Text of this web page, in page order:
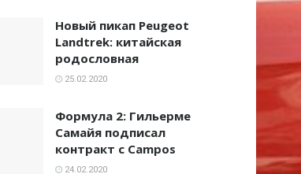
Новый пикап Peugeot
Landtrek: китайская
родословная
25.02.2020
Формула 2: Гильерме
Самайя подписал
контракт с Campos
24.02.2020